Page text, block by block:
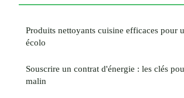
Produits nettoyants cuisine efficaces pour
écolo
Souscrire un contrat d'énergie : les clés
malin